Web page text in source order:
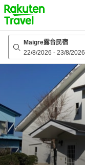
to
top
page
Maigre露台民宿
22/8/2026 - 23/8/2026